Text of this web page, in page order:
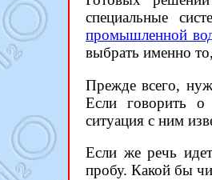
специальные
промышленной
выбрать именно
Прежде всего,
Если говорить о
ситуация с ним
Если же речь
пробу. Какой бы